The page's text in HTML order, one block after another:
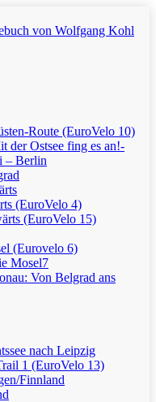
Route (EuroVelo 10)
der Ostsee fing es an!-
– Berlin
(EuroVelo 4)
(EuroVelo 15)
(Eurovelo 6)
Mosel7
Von Belgrad ans
nach Leipzig
1 (EuroVelo 13)
Finnland